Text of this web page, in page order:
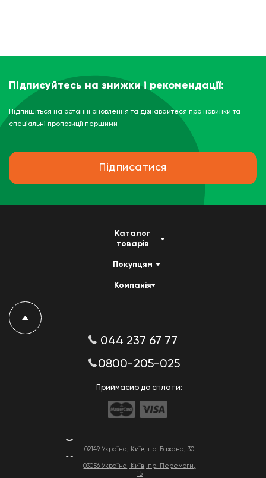
Підписуйтесь на знижки і рекомендації:
Підпишіться на останні оновлення та дізнавайтеся про новинки та
спеціальні пропозиції першими
Підписатися
02149 Україна, Київ, пр. Бажана, 30
03056 Україна, Київ, пр. Перемоги,
15
Каталог
товарів
Покупцям
Компанія
044 237 67 77
0800-205-025
Приймаємо до сплати: